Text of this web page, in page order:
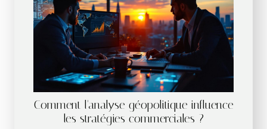
Comment l'analyse géopolitique influence
les stratégies commerciales ?